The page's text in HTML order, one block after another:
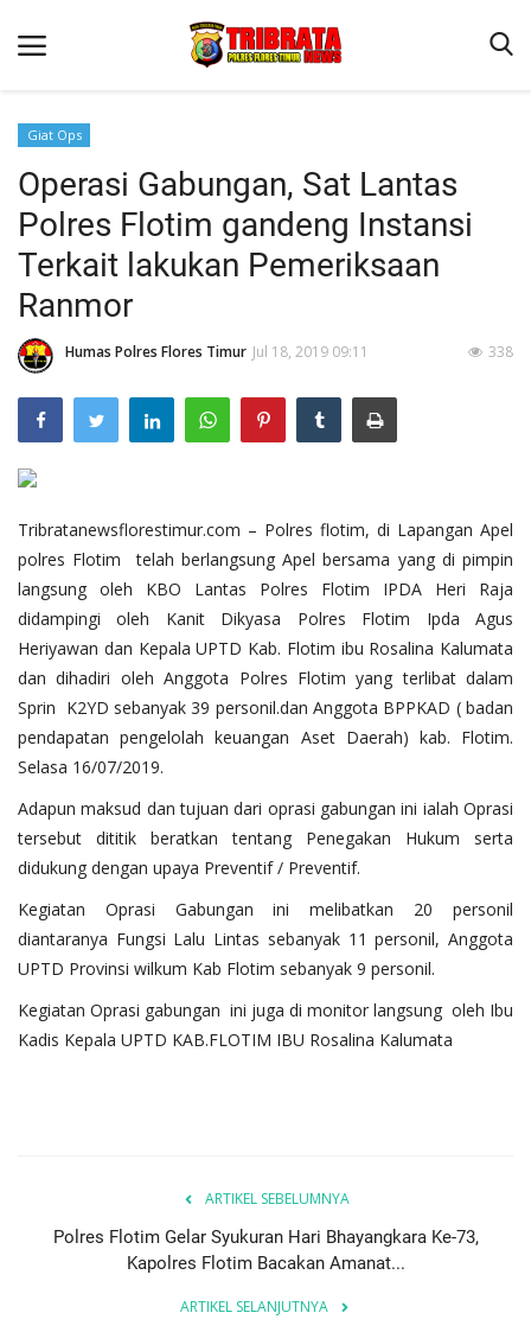
Beranda
Terms & Conditions
Binkam
Reskrim
Lantas
Mitra Polisi
Jurnal Kamtibmas
Giat Ops
Giat Ops
Operasi Gabungan, Sat Lantas
Polres Flotim gandeng Instansi
Terkait lakukan Pemeriksaan
Ranmor
Humas Polres Flores Timur Jul 18, 2019 09:11 338
Tribratanewsflorestimur.com – Polres flotim, di Lapangan Apel
polres Flotim telah berlangsung Apel bersama yang di pimpin
langsung oleh KBO Lantas Polres Flotim IPDA Heri Raja
didampingi oleh Kanit Dikyasa Polres Flotim Ipda Agus
Heriyawan dan Kepala UPTD Kab. Flotim ibu Rosalina Kalumata
dan dihadiri oleh Anggota Polres Flotim yang terlibat dalam
Sprin K2YD sebanyak 39 personil.dan Anggota BPPKAD ( badan
pendapatan pengelolah keuangan Aset Daerah) kab. Flotim.
Selasa 16/07/2019.
Adapun maksud dan tujuan dari oprasi gabungan ini ialah Oprasi
tersebut dititik beratkan tentang Penegakan Hukum serta
didukung dengan upaya Preventif / Preventif.
Kegiatan Oprasi Gabungan ini melibatkan 20 personil
diantaranya Fungsi Lalu Lintas sebanyak 11 personil, Anggota
UPTD Provinsi wilkum Kab Flotim sebanyak 9 personil.
Kegiatan Oprasi gabungan ini juga di monitor langsung oleh Ibu
Kadis Kepala UPTD KAB.FLOTIM IBU Rosalina Kalumata
ARTIKEL SEBELUMNYA
Polres Flotim Gelar Syukuran Hari Bhayangkara Ke-73,
Kapolres Flotim Bacakan Amanat...
ARTIKEL SELANJUTNYA